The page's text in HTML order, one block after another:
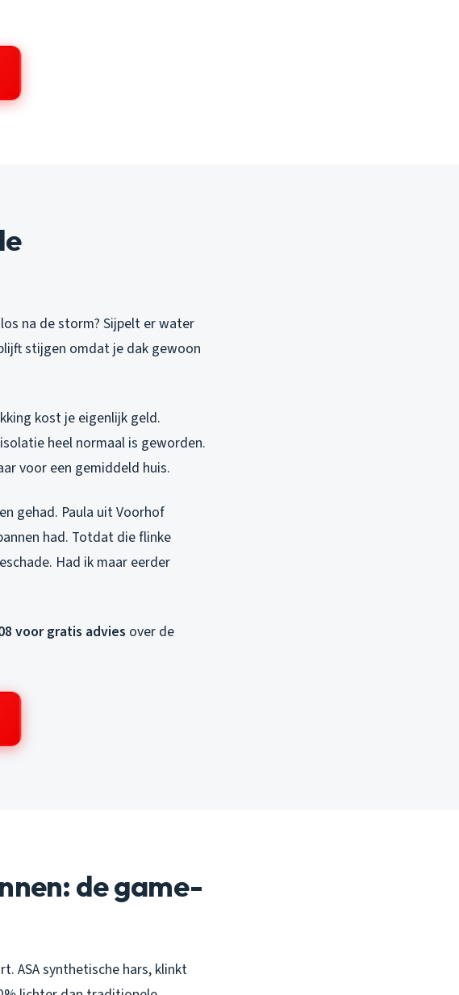
na de storm? Sijpelt er water
stijgen omdat je dak gewoon
kost je eigenlijk geld.
heel normaal is geworden.
voor een gemiddeld huis.
gehad. Paula uit Voorhof
had. Totdat die flinke
Had ik maar eerder
voor gratis advies over de
de game-
ASA synthetische hars, klinkt